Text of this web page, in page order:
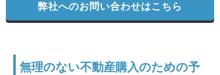
弊社へのお問い合わせはこちら
無理のない不動産購入のための予